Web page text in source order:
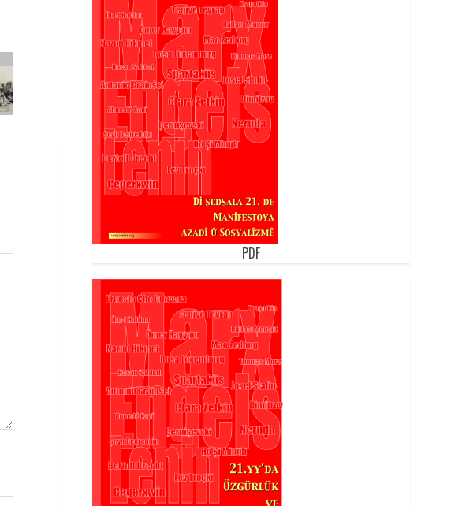
PDF